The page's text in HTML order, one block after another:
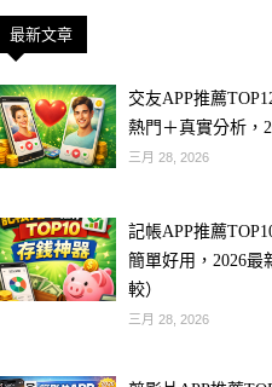
最新文章
交友APP推薦
熱門＋真實分析，
三月 28, 2026
記帳APP推薦
簡單好用，2026最
較）
三月 28, 2026